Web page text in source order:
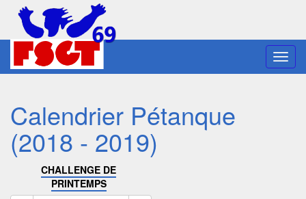
Calendrier Pétanque
(2018 - 2019)
CHALLENGE DE
PRINTEMPS